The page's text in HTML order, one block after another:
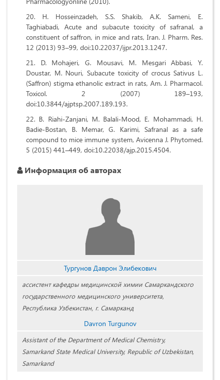
H. Hosseinzadeh, S.S. Shakib, A.K. Sameni, E.
Taghiabadi, Acute and subacute toxicity of safranal, a
constituent of saffron, in mice and rats, Iran. J. Pharm. Res.
12 (2013) 93–99, doi:10.22037/ijpr.2013.1247.
D. Mohajeri, G. Mousavi, M. Mesgari Abbasi, Y.
Doustar, M. Nouri, Subacute toxicity of crocus Sativus L.
(Saffron) stigma ethanolic extract in rats, Am. J. Pharmacol.
Toxicol. 2 (2007) 189–193,
doi:10.3844/ajptsp.2007.189.193.
B. Riahi-Zanjani, M. Balali-Mood, E. Mohammadi, H.
Badie-Bostan, B. Memar, G. Karimi, Safranal as a safe
compound to mice immune system, Avicenna J. Phytomed.
5 (2015) 441–449, doi:10.22038/ajp.2015.4504.
Информация об авторах
Тургунов Даврон Элибекович
ассистент кафедры медицинской химии Самаркандского
государственного медицинского университета,
Республика Узбекистан, г. Самарканд
Davron Turgunov
Assistant of the Department of Medical Chemistry,
Samarkand State Medical University, Republic of Uzbekistan,
Samarkand